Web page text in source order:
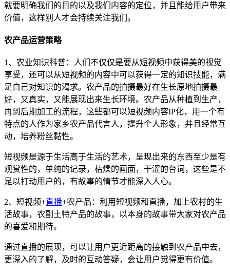
就要明确我们的目的以及我们内容的定位，并且能给用户带来
价值，这样别人才会持续关注我们。
农产品运营策略
1、农业知识科普：人们不仅仅是要从短视频中获得美的视觉
享受，还可以从短视频的内容中可以获得一定的知识技能，满
足自己对知识的渴求。农产品的拍摄最好在生长原地拍摄最
好，又真实，又能展现出来生长环境。农产品从种植到生产，
再到后期加工的流程，这些都可以短视频内容IP化，用一个有
特点的人作为家乡农产品代言人，提升个人形象，并且经常互
动，培养粉丝黏性。
短视频是源于生活高于生活的艺术，呈现出来的东西至少是有
观赏性的，单纯的记录，枯燥的画面，干涩的台词，这些是不
足以打动用户的，有故事的情节才能深入人心。
2、短视频+直播+农产品：利用短视频和直播，加上农村的生
活故事，农副土特产品的故事，以本身的故事带大家对农产品
的喜爱和期待。
通过直播的展现，可以让用户更近距离的接触到农产品中去，
更深入的了解，及时的互动答疑，会让用户觉得更有价值。